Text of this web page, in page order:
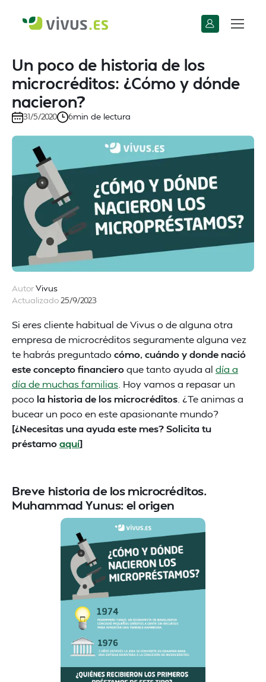
Un poco de historia de los
microcréditos: ¿Cómo y dónde
nacieron?
31/5/2020 6min de lectura
AutorVivus
Actualizado25/9/2023
Si eres cliente habitual de Vivus o de alguna otra
empresa de microcréditos seguramente alguna vez
te habrás preguntado cómo, cuándo y donde nació
este concepto financieroque tanto ayuda al día a
día de muchas familias. Hoy vamos a repasar un
poco la historia de los microcréditos. ¿Te animas a
bucear un poco en este apasionante mundo?
[¿Necesitas una ayuda este mes? Solicita tu
préstamoaquí]
Breve historia de los microcréditos.
Muhammad Yunus: el origen